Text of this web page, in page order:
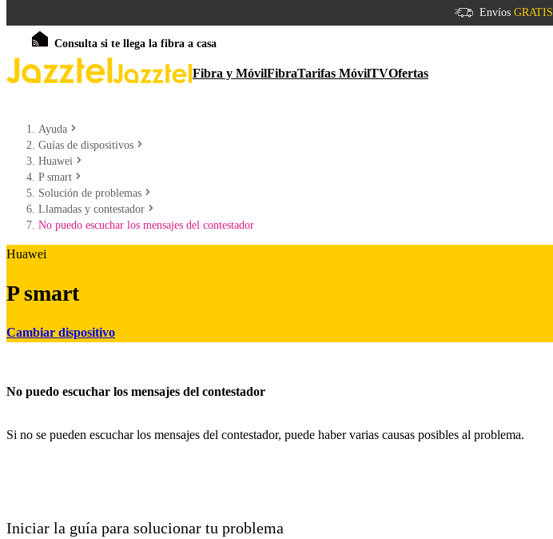
Envíos GRATIS
Consulta si te llega la fibra a casa
Fibra y MóvilFibraTarifas MóvilTVOfertas
Ayuda
Guías de dispositivos
Huawei
P smart
Solución de problemas
Llamadas y contestador
No puedo escuchar los mensajes del contestador
Huawei
P smart
Cambiar dispositivo
No puedo escuchar los mensajes del contestador
Si no se pueden escuchar los mensajes del contestador, puede haber varias causas posibles al problema.
Iniciar la guía para solucionar tu problema